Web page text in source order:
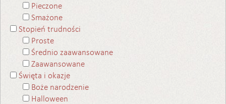
Pieczone
Smażone
Stopień trudności
Proste
Średnio zaawansowane
Zaawansowane
Święta i okazje
Boże narodzenie
Halloween